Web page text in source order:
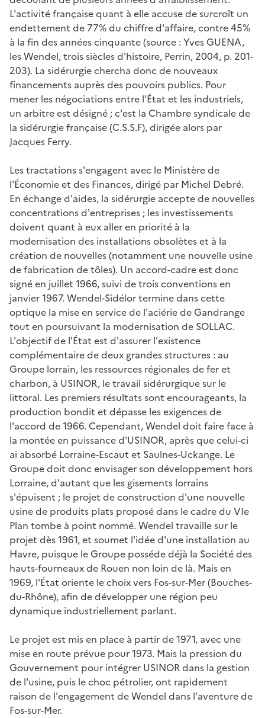
L'activité française quant à elle accuse de surcroît un
endettement de 77% du chiffre d'affaire, contre 45%
à la fin des années cinquante (source : Yves GUENA,
les Wendel, trois siècles d'histoire, Perrin, 2004, p. 201-
203). La sidérurgie chercha donc de nouveaux
financements auprès des pouvoirs publics. Pour
mener les négociations entre l'État et les industriels,
un arbitre est désigné ; c'est la Chambre syndicale de
la sidérurgie française (C.S.S.F), dirigée alors par
Jacques Ferry.
Les tractations s'engagent avec le Ministère de
l'Économie et des Finances, dirigé par Michel Debré.
En échange d'aides, la sidérurgie accepte de nouvelles
concentrations d'entreprises ; les investissements
doivent quant à eux aller en priorité à la
modernisation des installations obsolètes et à la
création de nouvelles (notamment une nouvelle usine
de fabrication de tôles). Un accord-cadre est donc
signé en juillet 1966, suivi de trois conventions en
janvier 1967. Wendel-Sidélor termine dans cette
optique la mise en service de l'aciérie de Gandrange
tout en poursuivant la modernisation de SOLLAC.
L'objectif de l'État est d'assurer l'existence
complémentaire de deux grandes structures : au
Groupe lorrain, les ressources régionales de fer et
charbon, à USINOR, le travail sidérurgique sur le
littoral. Les premiers résultats sont encourageants, la
production bondit et dépasse les exigences de
l'accord de 1966. Cependant, Wendel doit faire face à
la montée en puissance d'USINOR, après que celui-ci
ai absorbé Lorraine-Escaut et Saulnes-Uckange. Le
Groupe doit donc envisager son développement hors
Lorraine, d'autant que les gisements lorrains
s'épuisent ; le projet de construction d'une nouvelle
usine de produits plats proposé dans le cadre du VIe
Plan tombe à point nommé. Wendel travaille sur le
projet dès 1961, et soumet l'idée d'une installation au
Havre, puisque le Groupe posséde déjà la Société des
hauts-fourneaux de Rouen non loin de là. Mais en
1969, l'État oriente le choix vers Fos-sur-Mer (Bouches-
du-Rhône), afin de développer une région peu
dynamique industriellement parlant.
Le projet est mis en place à partir de 1971, avec une
mise en route prévue pour 1973. Mais la pression du
Gouvernement pour intégrer USINOR dans la gestion
de l'usine, puis le choc pétrolier, ont rapidement
raison de l'engagement de Wendel dans l'aventure de
Fos-sur-Mer.